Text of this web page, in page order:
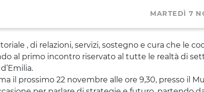
MARTEDÌ 7
, di relazioni, servizi, sostegno e cura che le
al primo incontro riservato al tutte le realtà di
il prossimo 22 novembre alle ore 9,30, presso il